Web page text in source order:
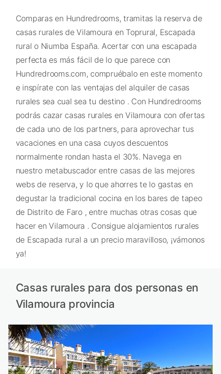
Comparas en Hundredrooms, tramitas la reserva de
casas rurales de Vilamoura en Toprural, Escapada
rural o Niumba España. Acertar con una escapada
perfecta es más fácil de lo que parece con
Hundredrooms.com, compruébalo en este momento
e inspírate con las ventajas del alquiler de casas
rurales sea cual sea tu destino . Con Hundredrooms
podrás cazar casas rurales en Vilamoura con ofertas
de cada uno de los partners, para aprovechar tus
vacaciones en una casa cuyos descuentos
normalmente rondan hasta el 30%. Navega en
nuestro metabuscador entre casas de las mejores
webs de reserva, y lo que ahorres te lo gastas en
degustar la tradicional cocina en los bares de tapeo
de Distrito de Faro , entre muchas otras cosas que
hacer en Vilamoura . Consigue alojamientos rurales
de Escapada rural a un precio maravilloso, ¡vámonos
ya!
Casas rurales para dos personas en
Vilamoura provincia